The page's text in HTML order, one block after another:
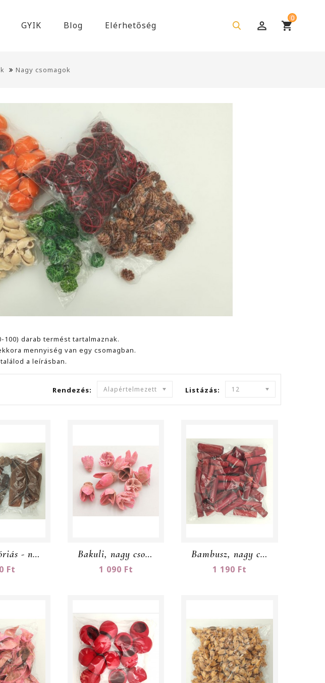
GYIK Blog Elérhetőség
0
Nagy csomagok
darab termést tartalmaznak.
mennyiség van egy csomagban.
a leírásban.
Rendezés: Alapértelmezett Listázás: 12
Babhéj, óriás - nagy csomag
Ft
Bakuli, nagy csomag
1 090 Ft
Bambusz, nagy csomag
1 190 Ft